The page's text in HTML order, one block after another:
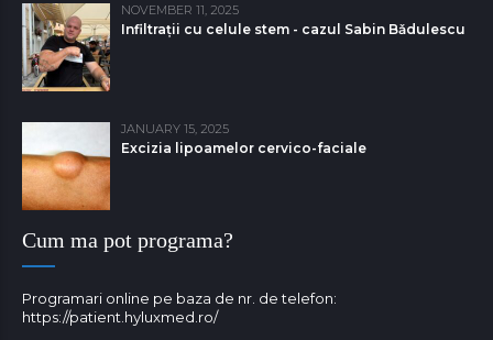
NOVEMBER 11, 2025
Infiltrații cu celule stem - cazul Sabin Bǎdulescu
JANUARY 15, 2025
Excizia lipoamelor cervico-faciale
Cum ma pot programa?
Programari online pe baza de nr. de telefon:
https://patient.hyluxmed.ro/